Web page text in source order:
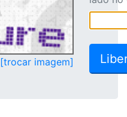
[trocar imagem]